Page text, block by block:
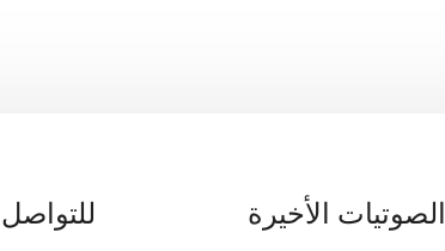
الصوتيات الأخيرة للتواصل